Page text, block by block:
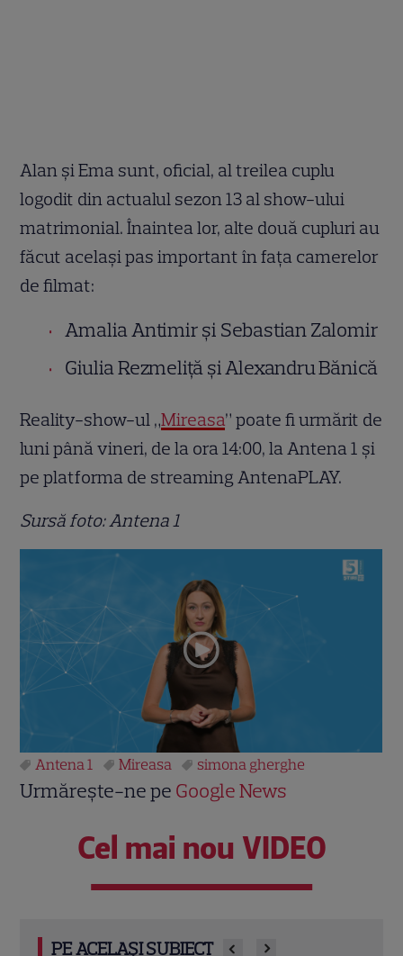
Alan și Ema sunt, oficial, al treilea cuplu
logodit din actualul sezon 13 al show-ului
matrimonial. Înaintea lor, alte două cupluri au
făcut același pas important în fața camerelor
de filmat:
Amalia Antimir și Sebastian Zalomir
Giulia Rezmeliță și Alexandru Bănică
Reality-show-ul „Mireasa” poate fi urmărit de
luni până vineri, de la ora 14:00, la Antena 1 și
pe platforma de streaming AntenaPLAY.
Sursă foto: Antena 1
Antena 1 Mireasa simona gherghe
Urmărește-ne pe Google News
Cel mai nou VIDEO
PE ACELAȘI SUBIECT